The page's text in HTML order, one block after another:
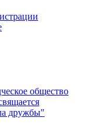
общество
дружбы"